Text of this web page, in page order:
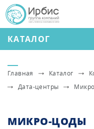
КАТАЛОГ
Главная Каталог
Дата-центры
МИКРО-ЦОДЫ